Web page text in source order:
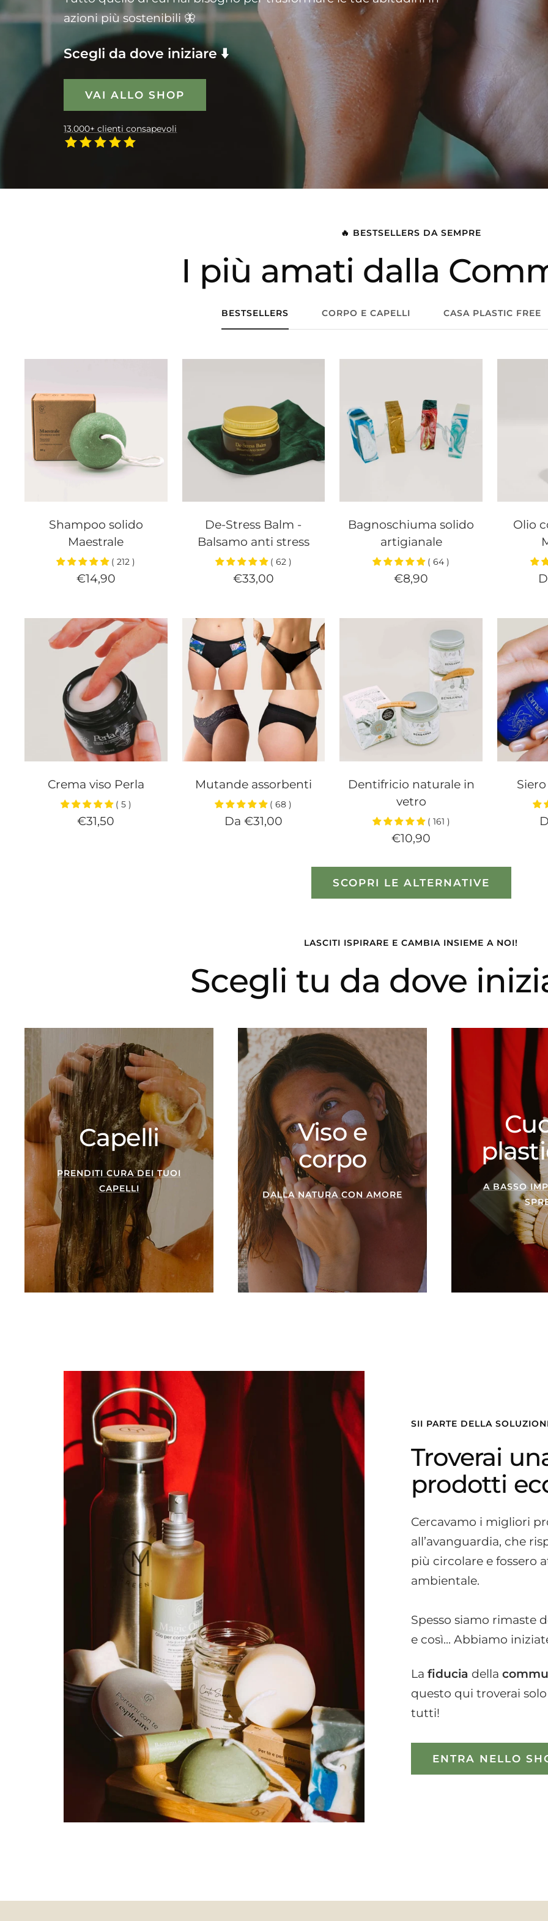
azioni più sostenibili 🦋
Scegli da dove iniziare ⬇️
VAI ALLO SHOP
13.000+ clienti consapevoli
🔥 BESTSELLERS DA SEMPRE
I più amati dalla
BESTSELLERS CORPO E CAPELLI CASA PLASTIC FREE
Shampoo solido
Maestrale
( 212 )
Prezzo
vendita
€14,90
De-Stress Balm -
Balsamo anti stress
( 62 )
Prezzo
vendita
€33,00
Bagnoschiuma solido
artigianale
( 64 )
Prezzo
vendita
€8,90
Olio
Crema viso Perla
( 5 )
Prezzo
€31,50
Mutande assorbenti
( 68 )
Prezzo
Da €31,00
Dentifricio naturale in
vetro
( 161 )
Prezzo
vendita
€10,90
SCOPRI LE ALTERNATIVE
LASCITI ISPIRARE E CAMBIA INSIEME A NOI!
Scegli tu da dove
Capelli
PRENDITI CURA DEI TUOI
CAPELLI
Viso e
corpo
DALLA NATURA CON AMORE
A BASSO
SII PARTE DELLA
Troverai
prodotti
Cercavamo i migliori
all’avanguardia, che
più circolare e fossero
ambientale.
Spesso siamo rimaste
e così... Abbiamo
La fiducia della
questo qui troverai
tutti!
ENTRA NELLO